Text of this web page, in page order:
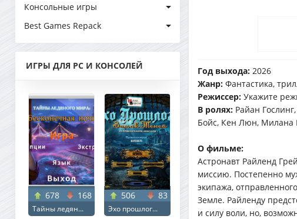
Консольные игры
Best Games Repack
ИГРЫ ДЛЯ PC И КОНСОЛЕЙ
678 168
Тайны ледян...
506 83
Эхо прошлог...
Год выхода: 2026
Жанр: Фантастика,
Режиссер: Укажите
В ролях: Райан
Бойс, Кен Люн, Милана
О фильме:
Астронавт Райленд
миссию. Постепенно
экипажа,
Земле. Райленду
и силу воли, но,